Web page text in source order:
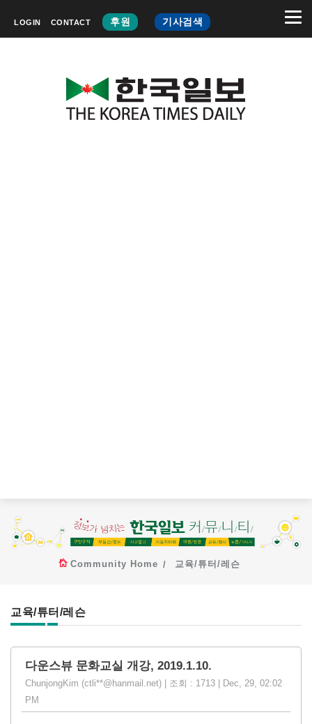
LOGIN CONTACT 후원 기사검색
Community Home 교육/튜터/레슨
교육/튜터/레슨
다운스뷰 문화교실 개강, 2019.1.10.
ChunjongKim (ctli**@hanmail.net) | 조회 : 1713 | Dec, 29, 02:02
PM